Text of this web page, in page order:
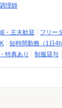
理師
・主夫歓迎 フリー
短時間勤務（1日
特典あり 制服貸与